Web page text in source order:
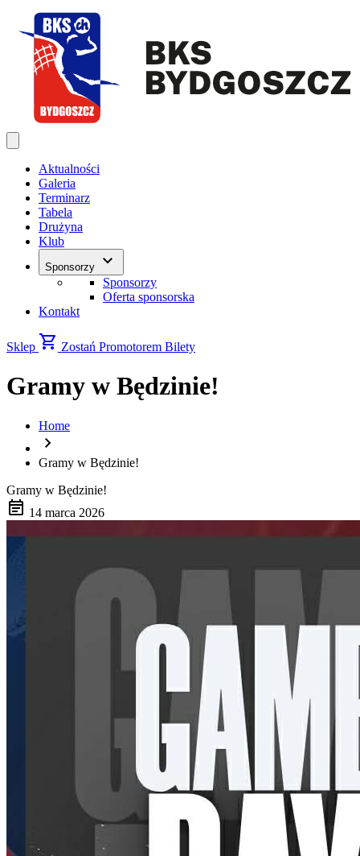
Aktualności
Galeria
Terminarz
Tabela
Drużyna
Klub
Sponsorzy keyboard_arrow_down
Sponsorzy
Oferta sponsorska
Kontakt
Sklep shopping_cart Zostań Promotorem Bilety
Gramy w Będzinie!
Home
chevron_right
Gramy w Będzinie!
Gramy w Będzinie!
event_note 14 marca 2026